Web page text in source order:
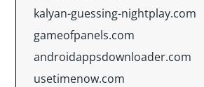
kalyan-guessing-nightplay.com
gameofpanels.com
androidappsdownloader.com
usetimenow.com